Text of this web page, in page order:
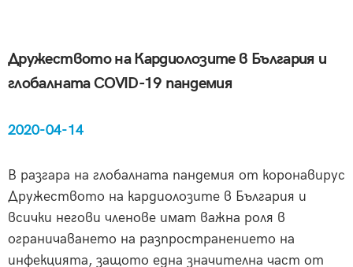
Дружеството на Кардиолозите в България и
глобалната COVID-19 пандемия
2020-04-14
В разгара на глобалната пандемия от коронавирус
Дружеството на кардиолозите в България и
всички негови членове имат важна роля в
ограничаването на разпространението на
инфекцията, защото една значителна част от